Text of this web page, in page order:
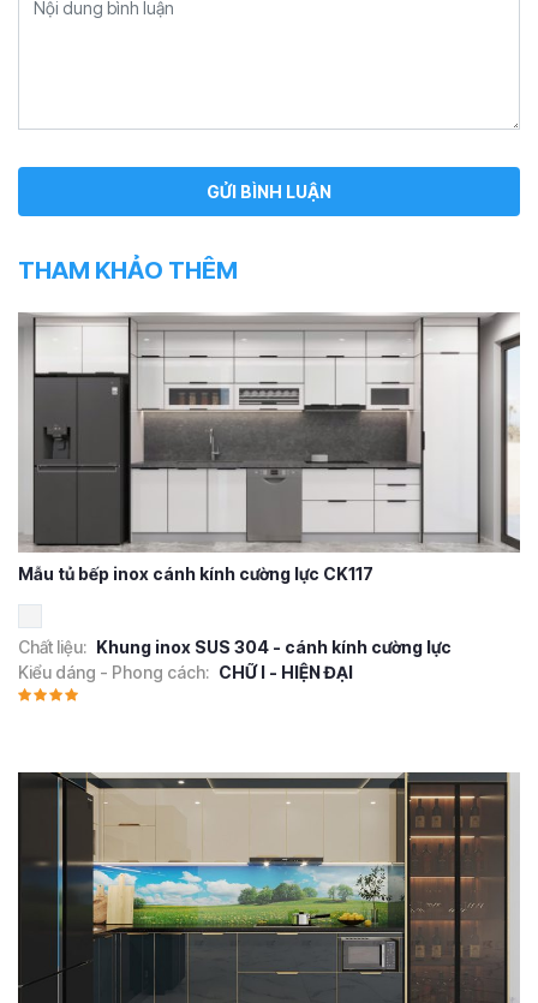
THAM KHẢO THÊM
Mẫu tủ bếp inox cánh kính cường lực CK117
Chất liệu: Khung inox SUS 304 - cánh kính cường lực
Kiểu dáng - Phong cách: CHỮ I - HIỆN ĐẠI